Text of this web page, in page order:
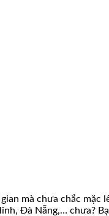
mà chưa chắc mặc
Đà Nẵng,… chưa?